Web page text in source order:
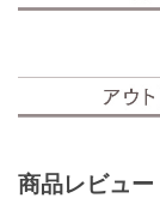
商品レビュー